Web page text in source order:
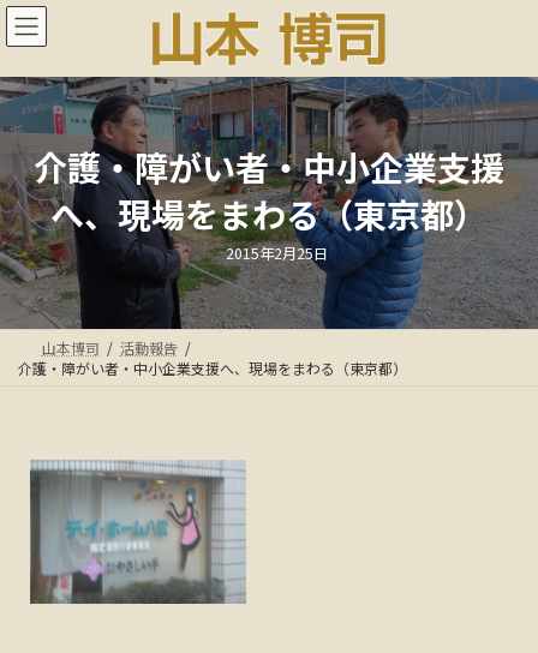
コ
ン
ン
ツ
へ
ス
キ
ッ
プ
ナ
ビ
ー
シ
ョ
ン
に
移
動
介護・障がい者・中小企業支援
へ、現場をまわる（東京都）
最
終
更
新
日
時
2015年2月25日
山本博司
活動報告
介護・障がい者・中小企業支援へ、現場をまわる（東京都）